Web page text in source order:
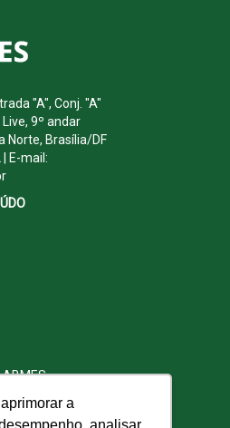
a
"A", Conj. "A"
9º andar
Norte, Brasília/DF
E-mail: